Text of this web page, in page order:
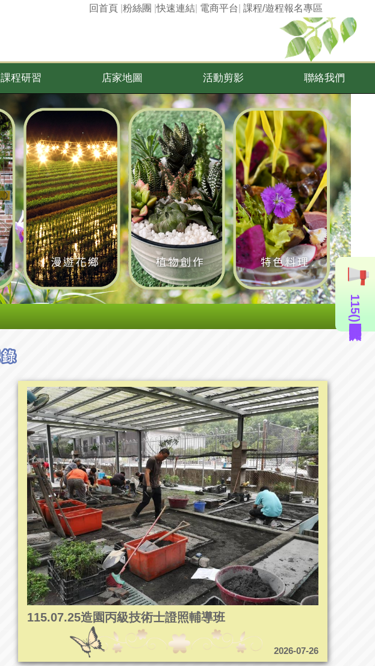
課程/遊程報名專區
電商平台
快速連結
粉絲團 |
回首頁
課程研習 店家地圖 活動剪影 聯絡我們
115.07.25造園丙級技術士證照輔導班
2026-07-26
115年度造園景觀丙級技術士證照輔導班(即測即評周六班)